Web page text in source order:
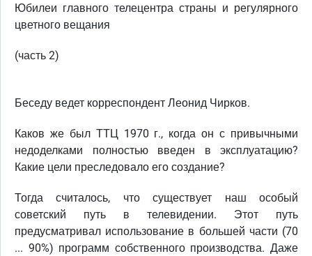
Юбилеи главного телецентра страны и регулярного
цветного вещания
(часть 2)
Беседу ведет корреспондент Леонид Чирков.
Каков же был ТТЦ 1970 г., когда он с привычными
недоделками полностью введен в эксплуатацию?
Какие цели преследовало его создание?
Тогда считалось, что существует наш особый
советский путь в телевидении. Этот путь
предусматривал использование в большей части (70
... 90%) программ собственного производства. Даже